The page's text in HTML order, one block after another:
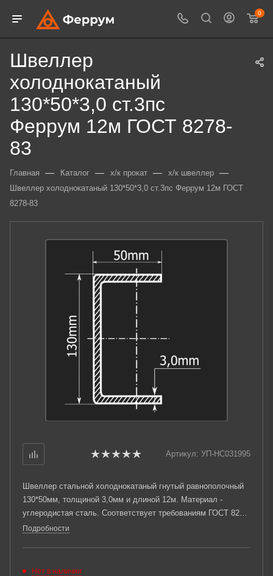
0
Швеллер
холоднокатаный
130*50*3,0 ст.3пс
Феррум 12м ГОСТ 8278-
83
Главная — Каталог — х/к прокат — х/к швеллер —
Швеллер холоднокатаный 130*50*3,0 ст.3пс Феррум 12м ГОСТ
8278-83
Артикул: УП-НС031995
Швеллер стальной холоднокатаный гнутый равнополочный
130*50мм, толщиной 3,0мм и длиной 12м. Материал -
углеродистая сталь. Соответствует требованиям ГОСТ 8278-
83.
Подробности
Нет в наличии